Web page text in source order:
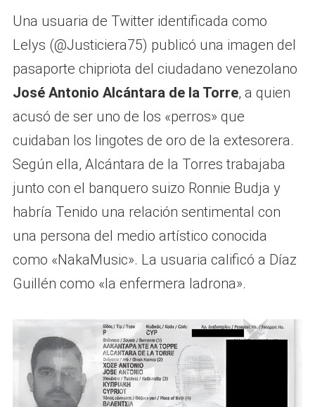
Una usuaria de Twitter identificada como
Lelys (@Justiciera75) publicó una imagen del
pasaporte chipriota del ciudadano venezolano
José Antonio Alcántara de la Torre, a quien
acusó de ser uno de los «perros» que
cuidaban los lingotes de oro de la extesorera.
Según ella, Alcántara de la Torres trabajaba
junto con el banquero suizo Ronnie Budja y
habría Tenido una relación sentimental con
una persona del medio artístico conocida
como «NakaMusic». La usuaria calificó a Díaz
Guillén como «la enfermera ladrona».